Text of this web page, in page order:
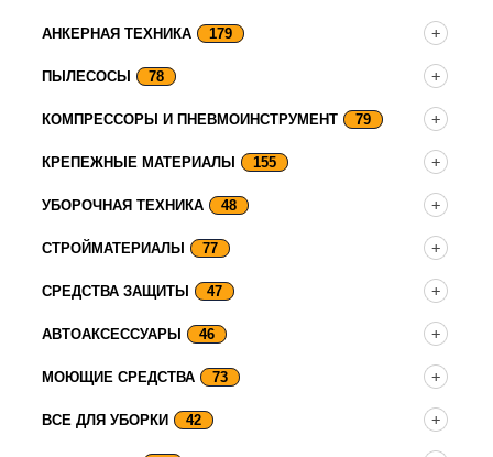
АНКЕРНАЯ ТЕХНИКА 179
ПЫЛЕСОСЫ 78
КОМПРЕССОРЫ И ПНЕВМОИНСТРУМЕНТ 79
КРЕПЕЖНЫЕ МАТЕРИАЛЫ 155
УБОРОЧНАЯ ТЕХНИКА 48
СТРОЙМАТЕРИАЛЫ 77
СРЕДСТВА ЗАЩИТЫ 47
АВТОАКСЕССУАРЫ 46
МОЮЩИЕ СРЕДСТВА 73
ВСЕ ДЛЯ УБОРКИ 42